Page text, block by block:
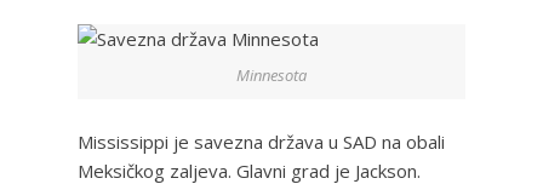
Minnesota
Mississippi je savezna država u SAD na obali
Meksičkog zaljeva. Glavni grad je Jackson.